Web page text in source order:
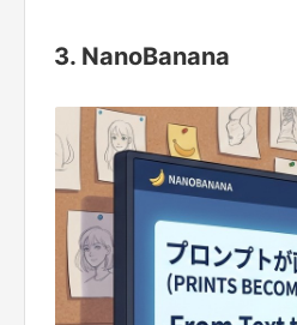
3. NanoBanana